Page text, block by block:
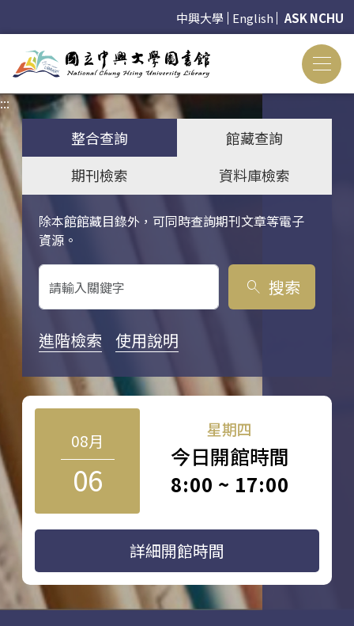
中興大學 English ASK NCHU
:::
整合查詢
館藏查詢
期刊檢索
資料庫檢索
除本館館藏目錄外，可同時查詢期刊文章等電子
資源。
關鍵字搜尋
search 搜索
進階檢索 使用說明
08月
06
星期四
今日開館時間
8:00 ~ 17:00
詳細開館時間